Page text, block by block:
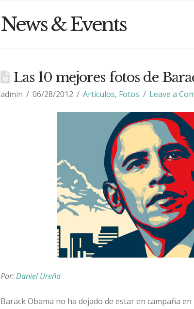
News & Events
Las 10 mejores fotos de
admin 06/28/2012 Artículos, Fotos Leave a
Por:Daniel Ureña
Barack Obama no ha dejado de estar en campaña